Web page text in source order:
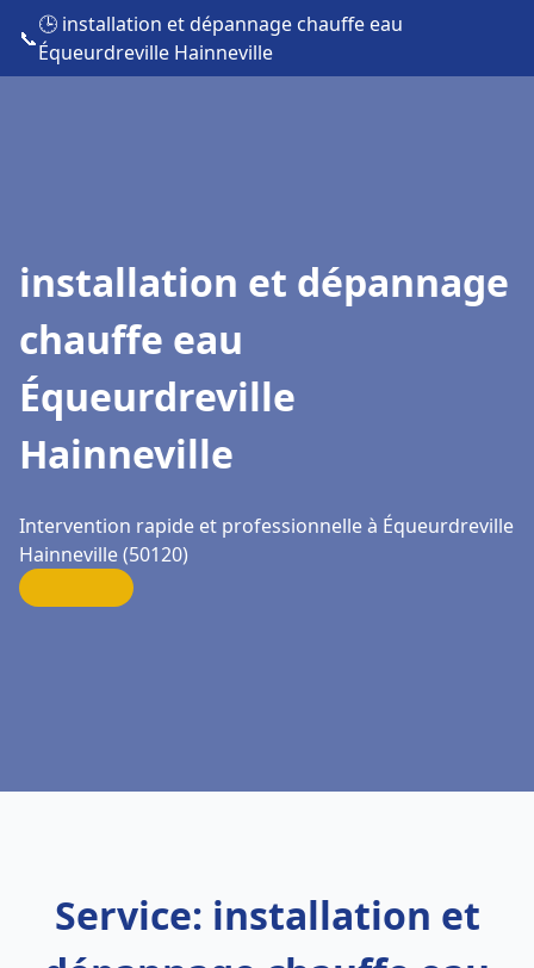
📞
🕒 installation et dépannage chauffe eau
Équeurdreville Hainneville
installation et dépannage
chauffe eau
Équeurdreville
Hainneville
Intervention rapide et professionnelle à Équeurdreville
Hainneville (50120)
Service: installation et